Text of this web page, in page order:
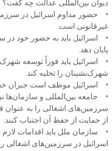
دیوان بین‌المللی عدالت چه گفت؟
• حضور مداوم اسرائیل در
غیرقانونی است.
• اسرائیل باید به حضور خود
پایان دهد.
• اسرائیل باید فوراً توسعه
شهرک‌نشینان را تخلیه کند.
• اسرائیل موظف است جبران
• جامعه بین‌المللی و سازمان‌ها
سرزمین‌های اشغالی را به عنوان
از حمایت از حفظ آن اجتناب کنند.
• سازمان ملل باید اقدامات لازم
اسرائیل در سرزمین‌های اشغالی